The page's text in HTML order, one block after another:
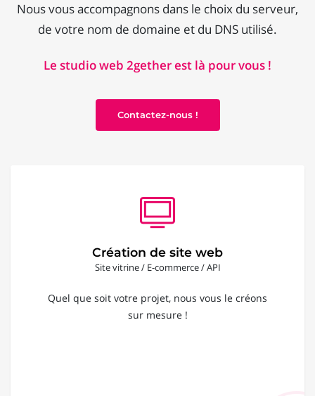
Nous vous accompagnons dans le choix du serveur,
de votre nom de domaine et du DNS utilisé.
Le studio web 2gether est là pour vous !
Contactez-nous !
Création de site web
Site vitrine / E-commerce / API
Quel que soit votre projet, nous vous le créons
sur mesure !